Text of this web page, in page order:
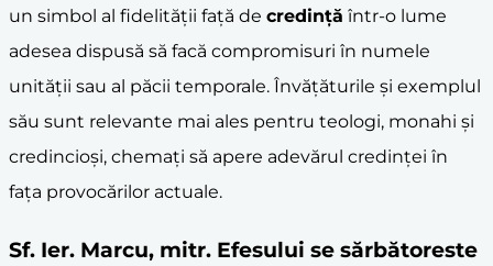
un simbol al fidelității față de credință într-o lume
adesea dispusă să facă compromisuri în numele
unității sau al păcii temporale. Învățăturile și exemplul
său sunt relevante mai ales pentru teologi, monahi și
credincioși, chemați să apere adevărul credinței în
fața provocărilor actuale.
Sf. Ier. Marcu, mitr. Efesului se sărbătoreste